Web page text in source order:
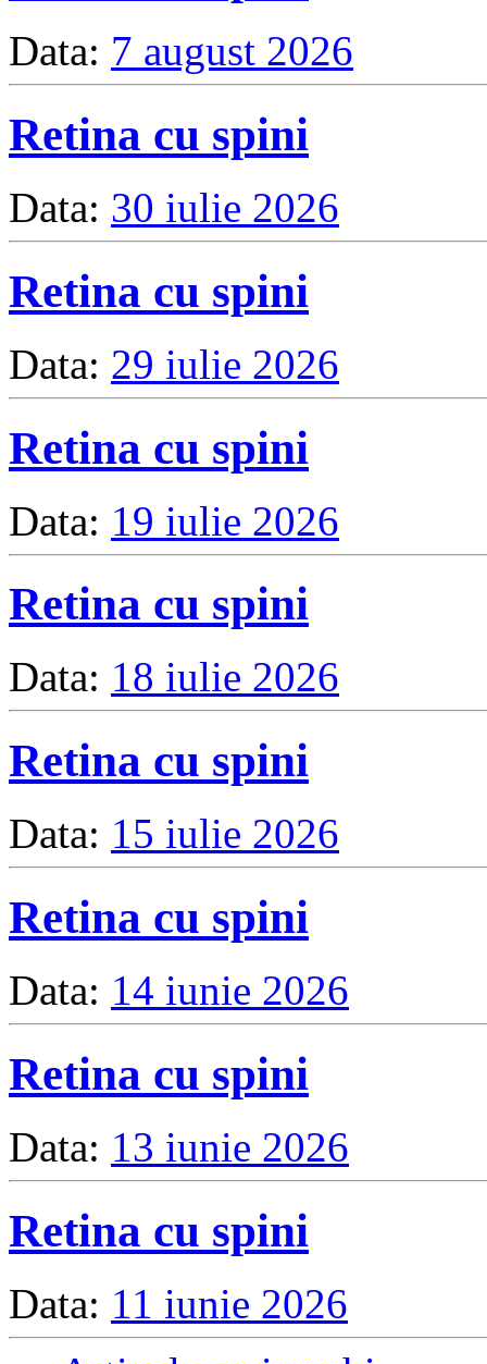
Data: 7 august 2026
Retina cu spini
Data: 30 iulie 2026
Retina cu spini
Data: 29 iulie 2026
Retina cu spini
Data: 19 iulie 2026
Retina cu spini
Data: 18 iulie 2026
Retina cu spini
Data: 15 iulie 2026
Retina cu spini
Data: 14 iunie 2026
Retina cu spini
Data: 13 iunie 2026
Retina cu spini
Data: 11 iunie 2026